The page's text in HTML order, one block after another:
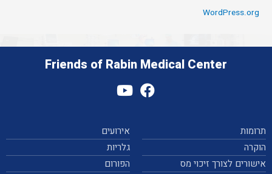
WordPress.org
Friends of Rabin Medical Center
תרומות
הוקרה
אישורים לצורך זיכוי מס
אירועים
גלריות
הפורום